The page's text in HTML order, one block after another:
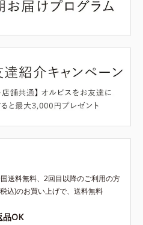
送料無料、2回目以降のご利用の方
込)のお買い上げで、送料無料
品OK